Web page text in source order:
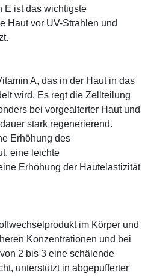
E ist das wichtigste
Haut vor UV-Strahlen und
A, das in der Haut in das
wird. Es regt die Zellteilung
bei vorgealterter Haut und
stark regenerierend.
Erhöhung des
eine leichte
Erhöhung der Hautelastizität
im Körper und
Konzentrationen und bei
2 bis 3 eine schälende
unterstützt in abgepufferter